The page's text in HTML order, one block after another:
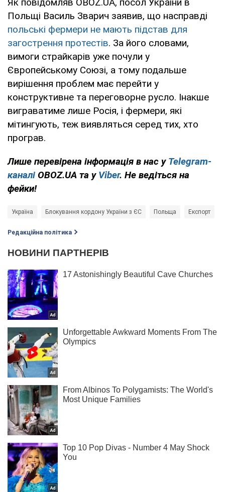
Польщі Василь Зварич заявив, що насправді
польські фермери не мають підстав для
загострення протестів. За його словами,
вимоги страйкарів уже почули у
Європейському Союзі, а тому подальше
вирішення проблем має перейти у
конструктивне та переговорне русло. Інакше
виграватиме лише Росія, і фермери, які
мітингують, теж виявляться серед тих, хто
програв.
Лише перевірена інформація в нас у Telegram-
каналі OBOZ.UA та у Viber. Не ведіться на
фейки!
Україна Блокування кордону України з ЄС Польща Експорт
Редакційна політика